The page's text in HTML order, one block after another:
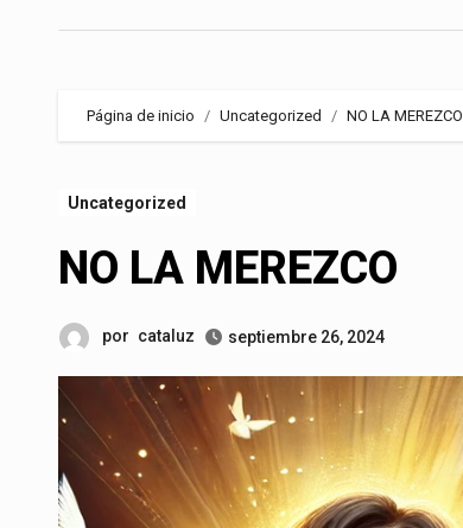
Página de inicio Uncategorized NO LA MEREZCO
Uncategorized
NO LA MEREZCO
por cataluz septiembre 26, 2024